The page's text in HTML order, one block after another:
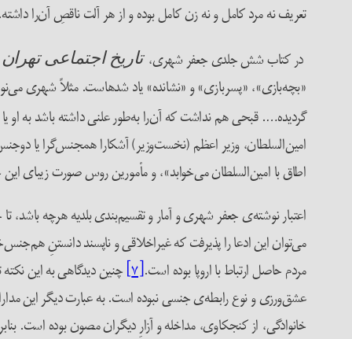
تعریف نه مرد کامل و نه زن کامل بوده و از هر آلت ناقصِ آن‌را
در کتاب شش جلدی جعفر شهری، تاریخ اجتماعی
«بچه‌بازی»، «پسربازی» و «نشانده» یاد شدهاست. مثلاً شهری
گردیده…. قبحی هم نداشت که آن‌را به‌طور علنی داشته باشد به او یا
امین‌السلطان، وزیر اعظم (نخست‌وزیر) آشکارا همجنس‌گرا یا
اطاق با امین‌السلطان می‌خوابد»، و مأمورین روس صورت زیبای این
اعتبار نوشته‌ی جعفر شهری و آمار و تقسیم‌بندی بلدیه هرچه
می‌توان این ادعا را پذیرفت که غیراخلاقی و ناپسند دانستنِ
مردم حاصل ارتباط با اروپا بوده است.[۷]
چنین دیدگاهی به این
عشق‌ورزی و نوع رابطه‌ی جنسی نبوده است. به عبارت دیگر این
خانوادگی، از کنجکاوی، مداخله و آزارِ دیگران مصون بوده است.